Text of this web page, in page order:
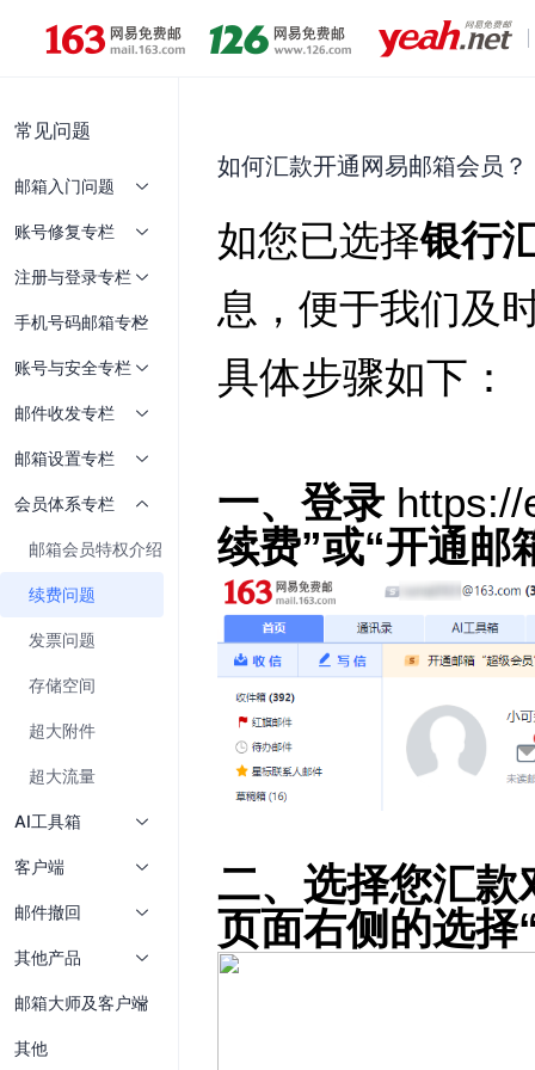
常见问题
邮箱入门问题
账号修复专栏
注册与登录专栏
手机号码邮箱专栏
账号与安全专栏
邮件收发专栏
邮箱设置专栏
会员体系专栏
邮箱会员特权介绍
续费问题
发票问题
存储空间
超大附件
超大流量
AI工具箱
客户端
邮件撤回
其他产品
邮箱大师及客户端
其他
如何汇款开通网易邮箱会员？